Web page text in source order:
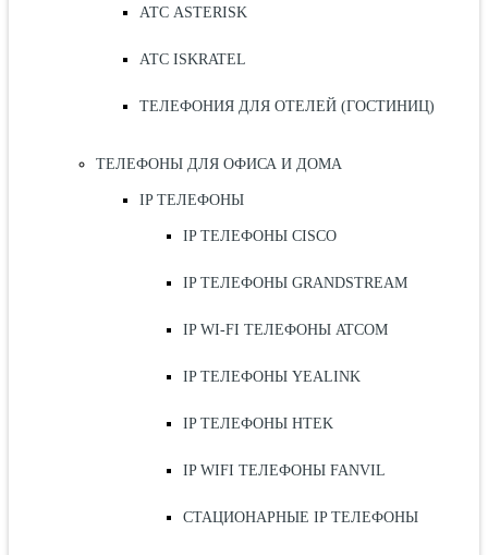
АТС ASTERISK
АТС ISKRATEL
ТЕЛЕФОНИЯ ДЛЯ ОТЕЛЕЙ (ГОСТИНИЦ)
ТЕЛЕФОНЫ ДЛЯ ОФИСА И ДОМА
IP ТЕЛЕФОНЫ
IP ТЕЛЕФОНЫ CISCO
IP ТЕЛЕФОНЫ GRANDSTREAM
IP WI-FI ТЕЛЕФОНЫ ATCOM
IP ТЕЛЕФОНЫ YEALINK
IP ТЕЛЕФОНЫ HTEK
IP WIFI ТЕЛЕФОНЫ FANVIL
СТАЦИОНАРНЫЕ IP ТЕЛЕФОНЫ